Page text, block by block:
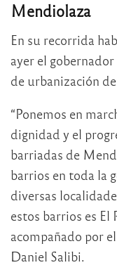
Mendiolaza
En su recorrida
ayer el
de urbanización
“Ponemos en
dignidad y el
barriadas de
barrios en toda la
diversas
estos barrios es El
acompañado por
Daniel Salibi.